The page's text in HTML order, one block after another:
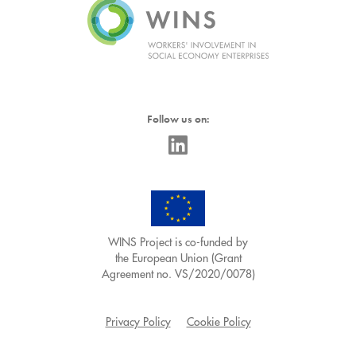
Follow us on:
WINS Project is co-funded by
the European Union (Grant
Agreement no. VS/2020/0078)
Privacy Policy Cookie Policy